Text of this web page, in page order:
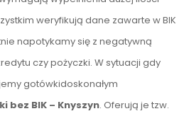
weryfikują dane zawarte w BIK
napotykamy się z negatywną
czy pożyczki. W sytuacji gdy
gotówkidoskonałym
bez BIK – Knyszyn. Oferują je tzw.